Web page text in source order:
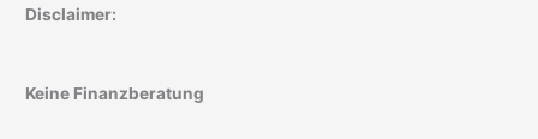
Disclaimer:
Keine Finanzberatung